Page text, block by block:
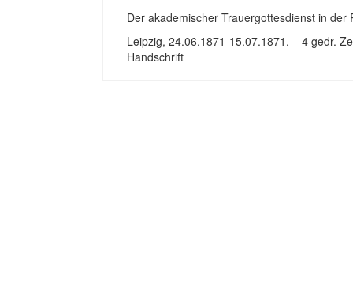
Der akademischer Trauergottesdienst in der
Leipzig, 24.06.1871-15.07.1871. – 4 gedr.
Handschrift